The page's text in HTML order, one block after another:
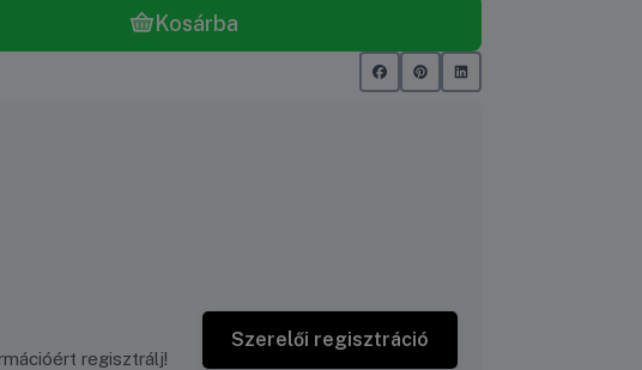
Kosárba
regisztrálj!
Szerelői regisztráció